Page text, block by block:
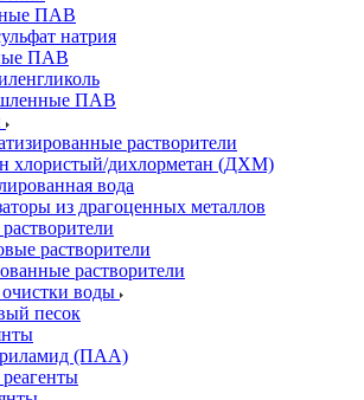
ПАВ
натрия
ПАВ
ПАВ
растворители
хлористый/дихлорметан (ДХМ)
вода
из драгоценных металлов
растворители
растворители
воды
песок
(ПАА)